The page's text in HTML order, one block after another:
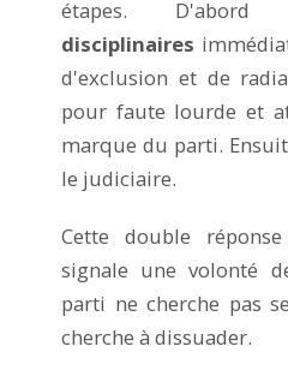
étapes.
disciplinaires
d'exclusion et de
pour faute lourde et
marque du parti.
le judiciaire.
Cette double
signale une volonté
parti ne cherche pas
cherche à dissuader.